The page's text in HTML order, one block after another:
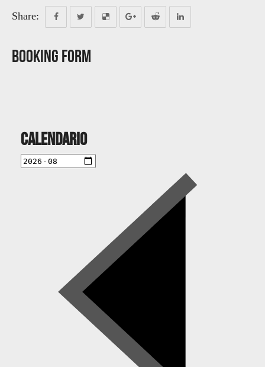
Share:
Booking Form
Calendario